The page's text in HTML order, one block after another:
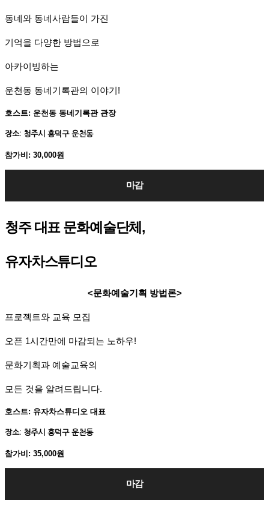
동네와 동네사람들이 가진
기억을 다양한 방법으로
아카이빙하는
운천동 동네기록관의 이야기!
호스트: 운천동 동네기록관 관장
장소: 청주시 흥덕구 운천동
참가비: 30,000원
마감
청주 대표 문화예술단체,
유자차스튜디오
<문화예술기획 방법론>
프로젝트와 교육 모집
오픈 1시간만에 마감되는 노하우!
문화기획과 예술교육의
모든 것을 알려드립니다.
호스트: 유자차스튜디오 대표
장소: 청주시 흥덕구 운천동
참가비: 35,000원
마감